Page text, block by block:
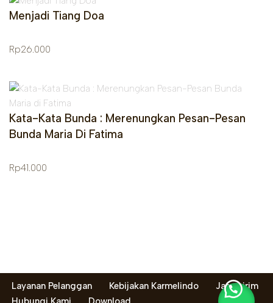
Menjadi Tiang Doa
Rp26.000
Kata-Kata Bunda : Merenungkan Pesan-Pesan
Bunda Maria Di Fatima
Rp41.000
Layanan Pelanggan Kebijakan Karmelindo
Jasa kirim